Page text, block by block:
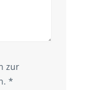
zur
*